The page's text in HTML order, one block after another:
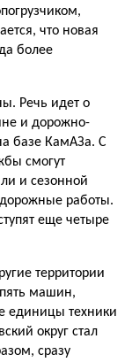
что новая
более
Речь идет о
и дорожно-
базе КамАЗа. С
смогут
и сезонной
работы.
еще четыре
территории
машин,
единицы техники
округ стал
сразу